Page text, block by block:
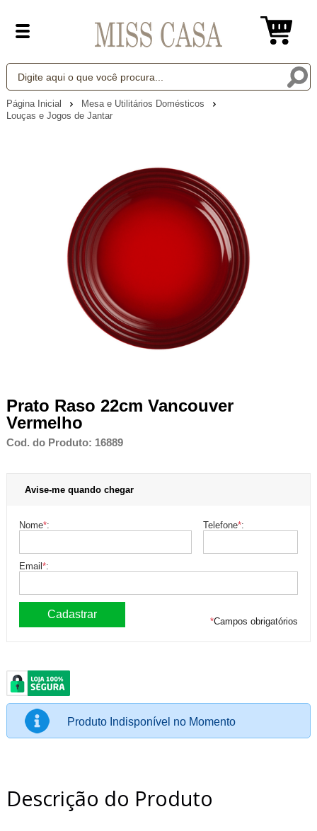
Página Inicial
Mesa e Utilitários Domésticos
Louças e Jogos de Jantar
Prato Raso 22cm Vancouver
Vermelho
Cod. do Produto: 16889
Avise-me quando chegar
Nome*: Telefone*:
Email*:
*Campos obrigatórios
Produto Indisponível no Momento
Descrição do Produto